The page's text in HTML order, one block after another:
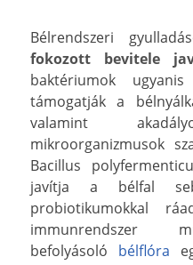
Bélrendszeri
fokozott bevitele
baktériumok
támogatják a
valamint
mikroorganizmusok
Bacillus
javítja a bélfal
probiotikumokkal
immunrendszer
befolyásoló bélflóra